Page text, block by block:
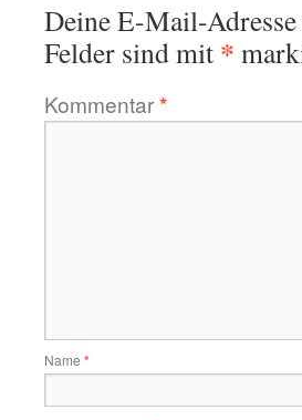
Deine E-Mail-
Felder sind mit *
Kommentar*
Name *